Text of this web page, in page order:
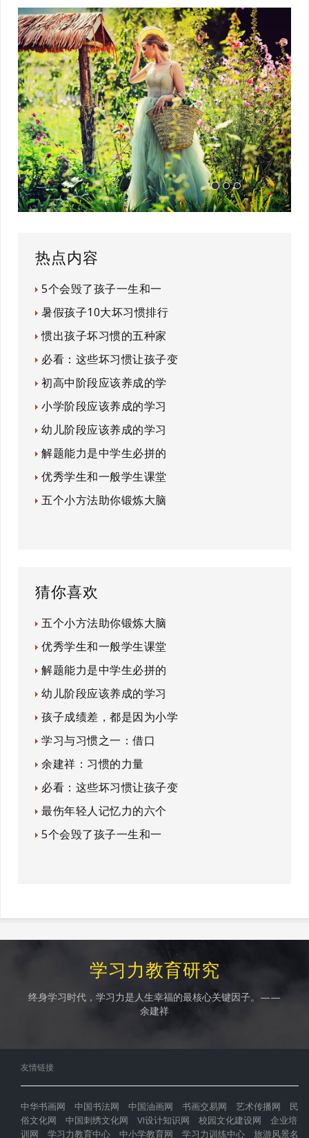
热点内容
5个会毁了孩子一生和一
暑假孩子10大坏习惯排行
惯出孩子坏习惯的五种家
必看：这些坏习惯让孩子变
初高中阶段应该养成的学
小学阶段应该养成的学习
幼儿阶段应该养成的学习
解题能力是中学生必拼的
优秀学生和一般学生课堂
五个小方法助你锻炼大脑
猜你喜欢
五个小方法助你锻炼大脑
优秀学生和一般学生课堂
解题能力是中学生必拼的
幼儿阶段应该养成的学习
孩子成绩差，都是因为小学
学习与习惯之一：借口
余建祥：习惯的力量
必看：这些坏习惯让孩子变
最伤年轻人记忆力的六个
5个会毁了孩子一生和一
学习力教育研究
终身学习时代，学习力是人生幸福的最核心关键因子。——
余建祥
友情链接
中华书画网 中国书法网 中国油画网 书画交易网 艺术传播网
民
俗文化网
中国刺绣文化网 VI设计知识网 校园文化建设网
企业培
训网
学习力教育中心 中小学教育网 学习力训练中心 旅游风景名